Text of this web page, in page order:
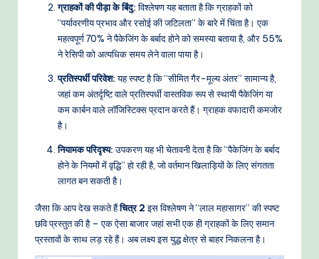
ग्राहकों की पीड़ा के बिंदु:विश्लेषण यह बताता है कि ग्राहकों को
“पर्यावरणीय प्रभाव और रसोई की जटिलता” के बारे में चिंता है। एक
महत्वपूर्ण 70% ने पैकेजिंग के बर्बाद होने को समस्या बताया है, और 55%
ने रेसिपी को अत्यधिक समय लेने वाला पाया है।
प्रतिस्पर्धी परिवेश:यह स्पष्ट है कि “सीमित गैर-मूल्य अंतर” सामान्य है,
जहां कम अंतर्दृष्टि वाले प्रतिस्पर्धी वास्तविक रूप से स्थायी पैकेजिंग या
कम कार्बन वाले लॉजिस्टिक्स प्रदान करते हैं। ग्राहक वफादारी कमजोर
है।
नियामक परिदृश्य:उपकरण यह भी चेतावनी देता है कि “पैकेजिंग के बर्बाद
होने के नियमों में वृद्धि” हो रही है, जो वर्तमान खिलाड़ियों के लिए संगतता
लागत बन सकती है।
जैसा कि आप देख सकते हैंचित्र 2इस विश्लेषण ने “लाल महासागर” की स्पष्ट
छवि प्रस्तुत की है – एक ऐसा बाजार जहां सभी एक ही ग्राहकों के लिए समान
प्रस्तावों के साथ लड़ रहे हैं। अब लक्ष्य इस युद्ध क्षेत्र से बाहर निकलना है।